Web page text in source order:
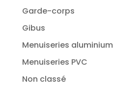
Garde-corps
Gibus
Menuiseries aluminium
Menuiseries PVC
Non classé